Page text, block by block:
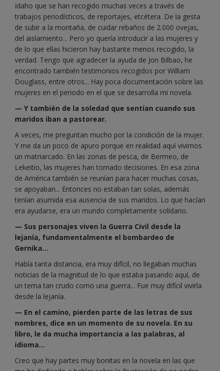
Idaho que se han recogido muchas veces a través de
trabajos periodísticos, de reportajes, etcétera. De la gesta
de subir a la montaña, de cuidar rebaños de 2.000 ovejas,
del aislamiento... Pero yo quería introducir a las mujeres y
de lo que ellas hicieron hay bastante menos recogido, la
verdad. Tengo que agradecer la ayuda de Jon Bilbao, he
encontrado también testimonios recogidos por William
Douglass, entre otros... Hay poca documentación sobre las
mujeres en el periodo en el que se desarrolla mi novela.
— Y también de la soledad que sentían cuando sus
maridos iban a pastorear.
A veces, me preguntan mucho por la condición de la mujer.
Y me da un poco de apuro porque en realidad aquí vivimos
un matriarcado. En las zonas de pesca, de Bermeo, de
Lekeitio, las mujeres han tomado decisiones. En esa zona
de América también se reunían para hacer muchas cosas,
se apoyaban... Entonces no estaban tan solas, además
tenían asumida esa ausencia de sus maridos. Lo que hacían
era ayudarse, era un mundo completamente solidario.
— Sus personajes viven la Guerra Civil desde la
lejanía, fundamentalmente el bombardeo de
Gernika...
Había tanta distancia, era muy difícil, no llegaban muchas
noticias de la magnitud de lo que estaba pasando aquí, de
un tema tan crudo como una guerra... Fue muy difícil vivirla
desde la lejanía.
— En el camino, pierden parte de las letras de sus
nombres, dice en un momento de su novela. En su
libro, le da mucha importancia a las palabras, al
idioma...
Creo que hay partes muy bonitas en la novela en las que